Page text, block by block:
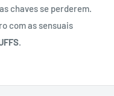
chaves se perderem.
com as sensuais
.